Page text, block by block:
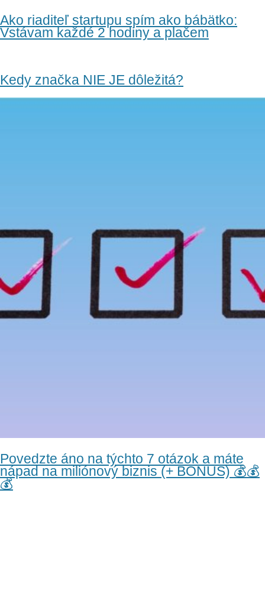
Ako riaditeľ startupu spím ako bábätko:
Vstávam každé 2 hodiny a plačem
Kedy značka NIE JE dôležitá?
Povedzte áno na týchto 7 otázok a máte
nápad na miliónový biznis (+ BONUS) 💰💰
💰